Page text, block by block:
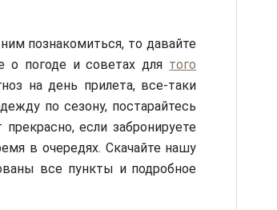
познакомиться, то давайте
о погоде и советах для того
на день прилета, все-таки
по сезону, постарайтесь
если забронируете
в очередях. Скачайте нашу
все пункты и подробное